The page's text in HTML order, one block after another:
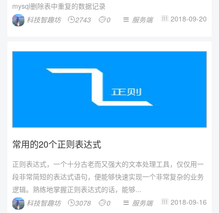
mysql删除表中重复的数据记录
科技智趣坊
2743 0  服务端  2018-09-20
常用的20个正则表达式
正则表达式，一个十分古老而又强大的文本处理工具，仅仅用一
段非常简短的表达式语句，便能够快速实现一个非常复杂的业务
逻辑。熟练地掌握正则表达式的话，能够...
科技智趣坊
3078 0  服务端  2018-09-16